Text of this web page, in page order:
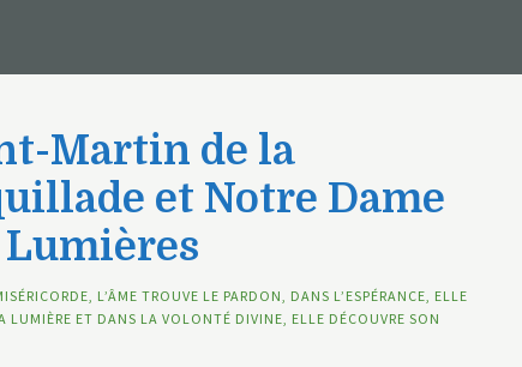
Martin de la
et Notre Dame
Lumières
L’ÂME TROUVE LE PARDON, DANS L’ESPÉRANCE, ELLE
LUMIÈRE ET DANS LA VOLONTÉ DIVINE, ELLE DÉCOUVRE SON